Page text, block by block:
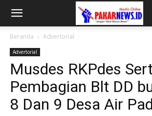
Beranda Advertorial
Advertorial
Musdes RKPdes
Pembagian Blt DD
8 Dan 9 Desa Air